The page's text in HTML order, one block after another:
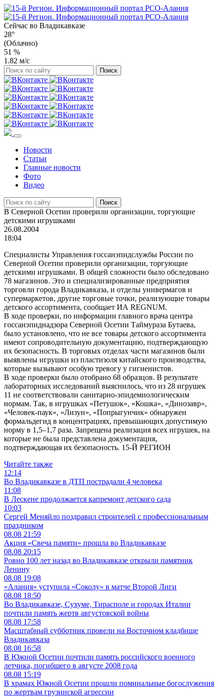
Сейчас во Владикавказе
28°
(Облачно)
51 %
1.82 м/с
Новости
Статьи
Главные новости
Фото
Видео
В Северной Осетии проверили организации, торгующие
детскими игрушками
26.08.2004
18:04
Специалисты Управления госсанэпидслужбы России по
Северной Осетии проверили организации, торгующие
детскими игрушками. В общей сложности было обследовано
78 магазинов. Это и специализированные предприятия
торговли города Владикавказа, и отделы универмагов и
супермаркетов, другие торговые точки, реализующие товары
детского ассортимента, сообщает ИА REGNUM.
В ходе проверки, по информации главного врача центра
госсанэпиднадзора Северной Осетии Таймураза Бутаева,
было установлено, что не все товары детского ассортимента
имеют сопроводительную документацию, подтверждающую
их безопасность. В торговых отделах части магазинов были
выявлены игрушки из пластизоля китайского производства,
которые вызывают особую тревогу у гигиенистов.
В ходе проверки было отобрано 68 образцов. В результате
лабораторных исследований выяснилось, что из 28 игрушек
11 не соответствовали санитарно-эпидемиологическим
нормам. Так, в игрушках «Петушок», «Кошка», «Динозавр»,
«Человек-паук», «Лизун», «Попрыгунчик» обнаружен
формальдегид в концентрациях, превышающих допустимую
норму в 1,5–1,7 раза. Запрещена реализация всех игрушек, на
которые не была представлена документация,
подтверждающая их безопасность. 15-Й РЕГИОН
Читайте также
12:14
Во Владикавказе в ДТП пострадали 4 человека
11:08
В Лескене продолжается капремонт детского сада
10:03
Сергей Меняйло поздравил строителей с профессиональным
праздником
08.08 21:59
Акция «Свеча памяти» прошла во Владикавказе
08.08 20:15
Ровно 100 лет назад во Владикавказе открыли памятник
Ленину
08.08 19:08
«Алания» уступила «Соколу» в матче Второй Лиги
08.08 18:50
Во Владикавказе, Сухуме, Тирасполе и городах Италии
почтили память жертв августовской войны
08.08 17:58
Масштабный субботник провели на Восточном кладбище
Владикавказа
08.08 16:58
В Южной Осетии почтили память российского военного
летчика, погибшего в августе 2008 года
08.08 15:19
В храмах Южной Осетии прошли поминальные богослужения
по жертвам грузинской агрессии